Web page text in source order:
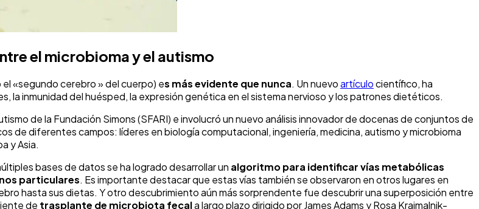
el microbioma y el autismo
«segundo cerebro » del cuerpo) es más evidente que nunca. Un nuevoartículocientífico, ha
la inmunidad del huésped, la expresión genética en el sistema nervioso y los patrones dietéticos.
de la Fundación Simons (SFARI) e involucró un nuevo análisis innovador de docenas de conjuntos de
de diferentes campos: líderes en biología computacional, ingeniería, medicina, autismo y microbioma
y Asia.
bases de datos se ha logrado desarrollar un algoritmo para identificar vías metabólicas
particulares. Es importante destacar que estas vías también se observaron en otros lugares en
hasta sus dietas. Y otro descubrimiento aún más sorprendente fue descubrir una superposición entre
de trasplante de microbiota fecala largo plazo dirigido por James Adams y Rosa Krajmalnik-